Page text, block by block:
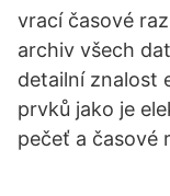
vrací časové
archiv všech
detailní znalost
prvků jako je
pečeť a časové